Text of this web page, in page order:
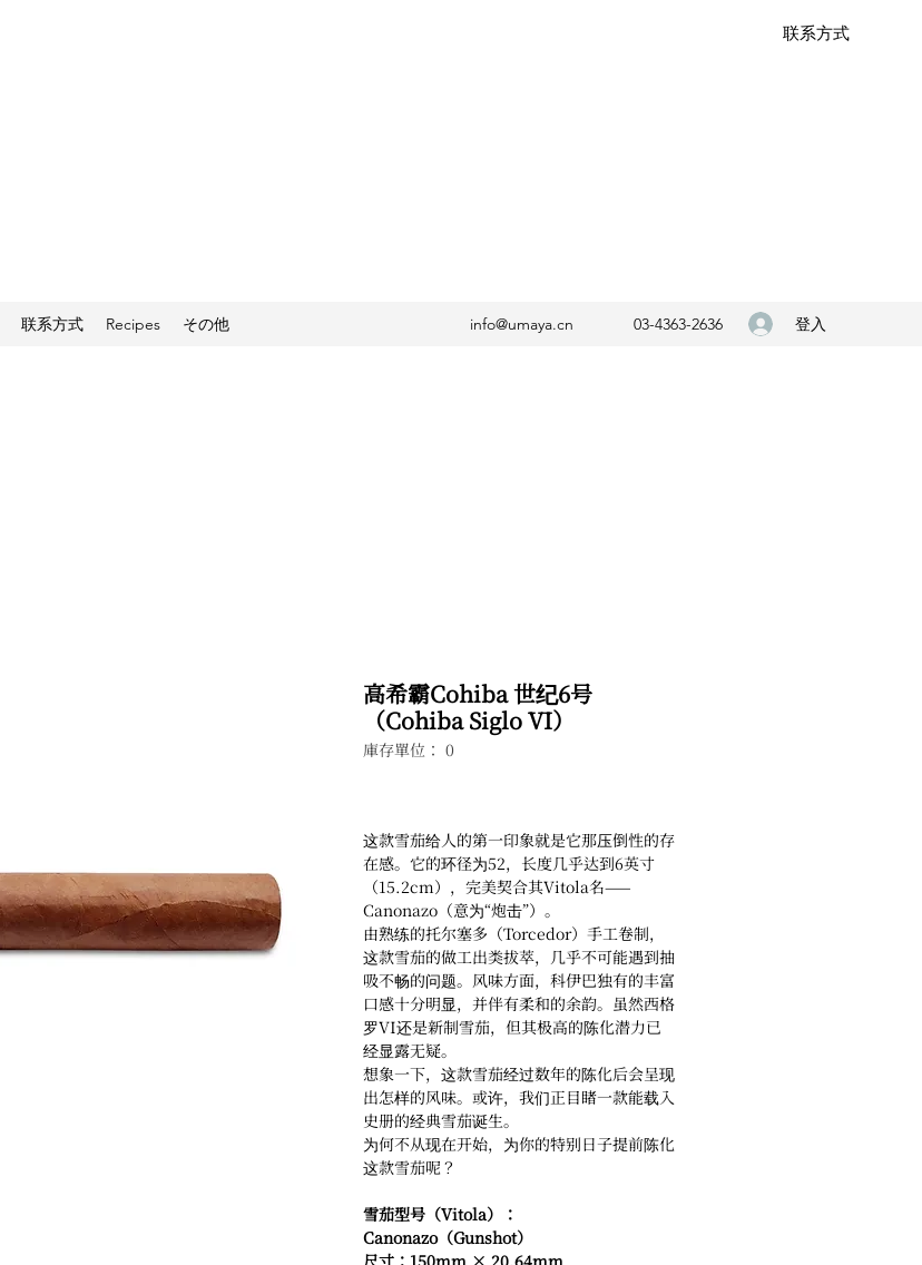
联系方式
联系方式 Recipes その他 info@umaya.cn 03-4363-2636 登入
高希霸Cohiba 世纪6号
（Cohiba Siglo VI）
庫存單位： 0
这款雪茄给人的第一印象就是它那压倒性的存
在感。它的环径为52，长度几乎达到6英寸
（15.2cm），完美契合其Vitola名——
Canonazo（意为“炮击”）。
由熟练的托尔塞多（Torcedor）手工卷制，
这款雪茄的做工出类拔萃，几乎不可能遇到抽
吸不畅的问题。风味方面，科伊巴独有的丰富
口感十分明显，并伴有柔和的余韵。虽然西格
罗VI还是新制雪茄，但其极高的陈化潜力已
经显露无疑。
想象一下，这款雪茄经过数年的陈化后会呈现
出怎样的风味。或许，我们正目睹一款能载入
史册的经典雪茄诞生。
为何不从现在开始，为你的特别日子提前陈化
这款雪茄呢？
雪茄型号（Vitola）：
Canonazo（Gunshot）
尺寸：150mm × 20.64mm